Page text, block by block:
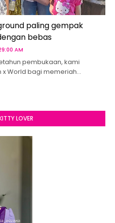
paling gempak
bebas
AM
pembukaan, kami
x World bagi memeriah…
LOVER